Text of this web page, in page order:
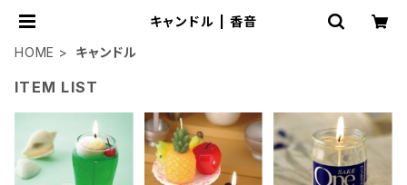
キャンドル | 香音
HOME
キャンドル
ITEM LIST